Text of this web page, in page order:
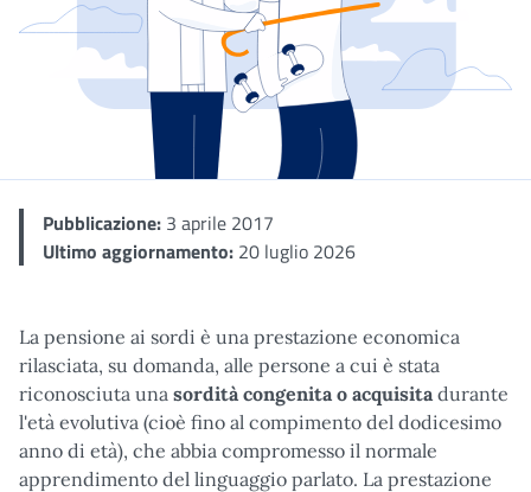
Dettaglio
Pubblicazione: 3 aprile 2017
Ultimo aggiornamento: 20 luglio 2026
La pensione ai sordi è una prestazione economica
rilasciata, su domanda, alle persone a cui è stata
riconosciuta una sordità congenita o acquisita durante
l'età evolutiva (cioè fino al compimento del dodicesimo
anno di età), che abbia compromesso il normale
apprendimento del linguaggio parlato. La prestazione